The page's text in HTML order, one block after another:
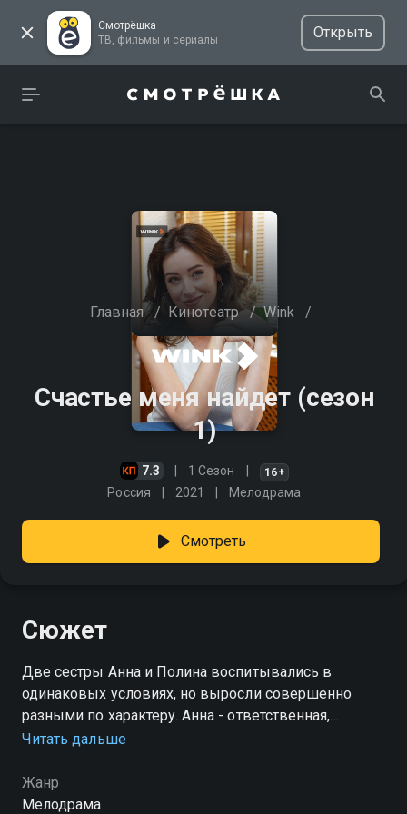
Смотрёшка
ТВ, фильмы и сериалы
Открыть
Главная / Кинотеатр / Wink /
Счастье меня найдет (сезон
1)
7.3 1 Сезон 16+
Россия 2021 Мелодрама
Смотреть
Сюжет
Две сестры Анна и Полина воспитывались в
одинаковых условиях, но выросли совершенно
разными по характеру. Анна - ответственная,
отзывчивая, добрая, получила образование и стала
чтобы подцепить миллионера, но в итоге осталась
одна с ребенком на руках и вернулась домой. Узнав,
Читать дальше
Жанр
Мелодрама